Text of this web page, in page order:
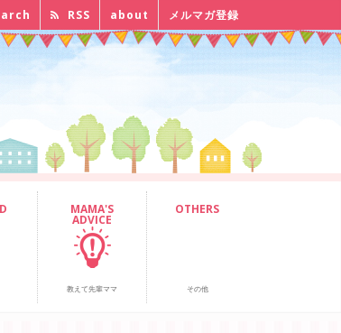
RSS about メルマガ登録
MAMA'S
ADVICE
教えて先輩ママ
OTHERS
その他